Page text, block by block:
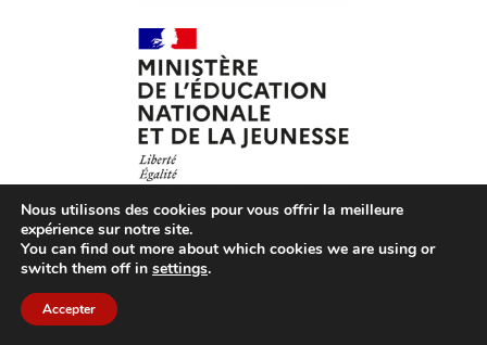
© Les Petits Citoyens – 2026 – Tous droits réservés – CGV
– CGU–Mentions légales
par le ministère de l’Éducation nationale
Nous utilisons des cookies pour vous offrir la meilleure
expérience sur notre site.
You can find out more about which cookies we are using or
switch them off in settings.
Accepter